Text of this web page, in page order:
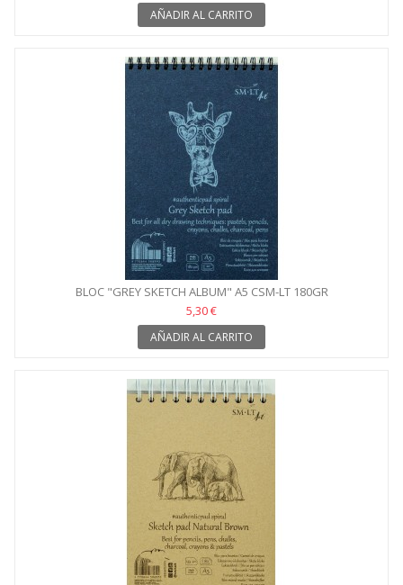
AÑADIR AL CARRITO
BLOC "GREY SKETCH ALBUM" A5 CSM-LT 180GR
5,30 €
AÑADIR AL CARRITO